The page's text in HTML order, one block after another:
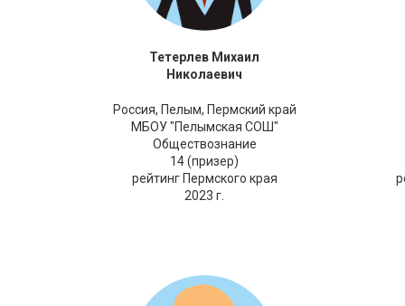
Тетерлев Михаил
Николаевич
Россия, Пелым, Пермский край
МБОУ "Пелымская СОШ"
Обществознание
14 (призер)
рейтинг Пермского края
2023 г.